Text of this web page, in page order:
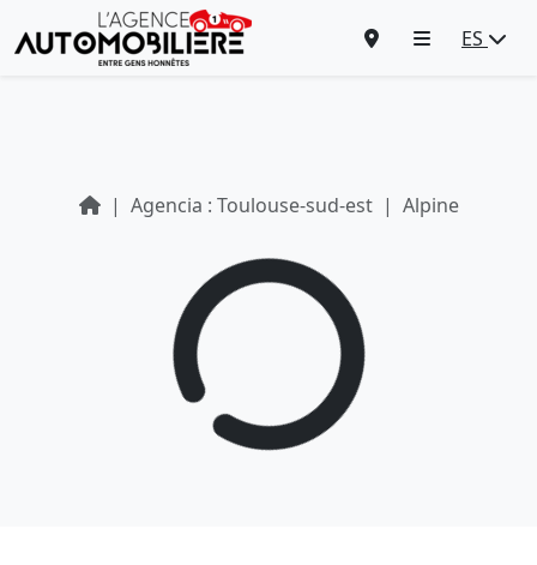
ES
Agencia : Toulouse-sud-est Alpine